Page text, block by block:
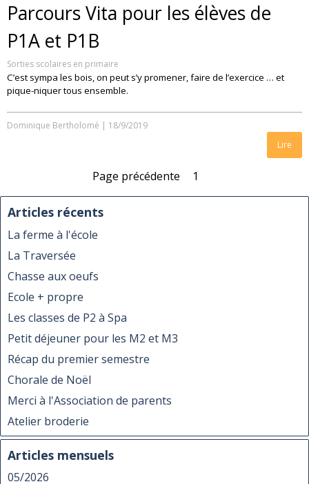
Parcours Vita pour les élèves de
P1A et P1B
Sorties scolaires en primaire
C’est sympa les bois, on peut s’y promener, faire de l’exercice … et
pique-niquer tous ensemble.
Dominique Bertholomé | 18/9/2019
Lire
Page précédente 1
Articles récents
La ferme à l'école
La Traversée
Chasse aux oeufs
Ecole + propre
Les classes de P2 à Spa
Petit déjeuner pour les M2 et M3
Récap du premier semestre
Chorale de Noël
Merci à l'Association de parents
Atelier broderie
Articles mensuels
05/2026